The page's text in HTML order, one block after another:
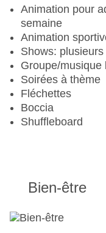
beach-volley : 6,
Cyclisme : VTT,
Tennis :
raquettes
Animation pour
semaine
Animation
Shows:
Groupe/musique
Soirées à thème
Fléchettes
Boccia
Shuffleboard
Bien-être